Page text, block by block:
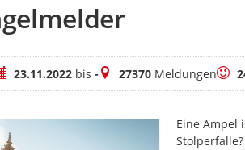
23.11.2022bis -Meldungen
27370Meldungen
Eine Ampel